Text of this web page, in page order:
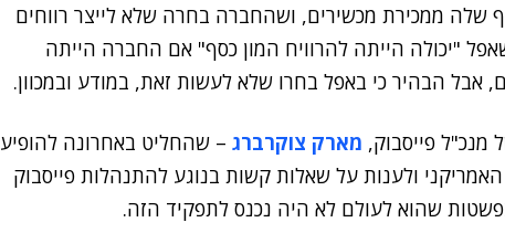
שלה ממכירת מכשירים, ושהחברה בחרה שלא לייצר רווחים
"יכולה הייתה להרוויח המון כסף" אם החברה הייתה
הבהיר כי באפל בחרו שלא לעשות זאת, במודע ובמכוון.
פייסבוק, מארק צוקרברג – שהחליט באחרונה להופיע
ולענות על שאלות קשות בנוגע להתנהלות פייסבוק
שהוא לעולם לא היה נכנס לתפקיד הזה.